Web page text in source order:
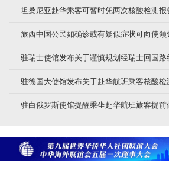
坦桑尼亚赴华乘客可暂时凭两次核酸检测报
旅西中国公民如确诊或有疑似症状可向使领
驻瑞士使馆发布关于谨慎规划经瑞士回国路
驻德国大使馆发布关于赴华航班乘客核酸检
驻白俄罗斯使馆提醒乘坐赴华航班旅客提前